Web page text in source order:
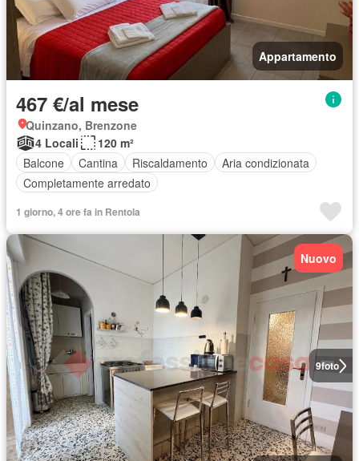
Appartamento
467 €/al mese
Quinzano, Brenzone
4 Locali
120 m²
Balcone
Cantina Riscaldamento
Aria condizionata
Completamente arredato
1 giorno, 4 ore fa in Rentola
9foto
Nuovo